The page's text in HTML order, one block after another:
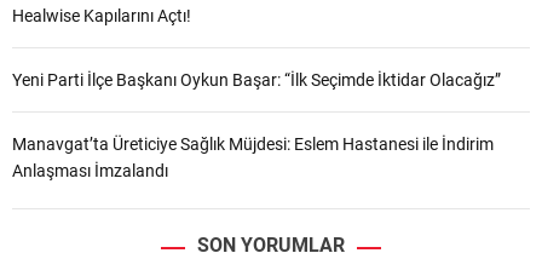
Healwise Kapılarını Açtı!
Yeni Parti İlçe Başkanı Oykun Başar: “İlk Seçimde İktidar Olacağız”
Manavgat’ta Üreticiye Sağlık Müjdesi: Eslem Hastanesi ile İndirim
Anlaşması İmzalandı
SON YORUMLAR